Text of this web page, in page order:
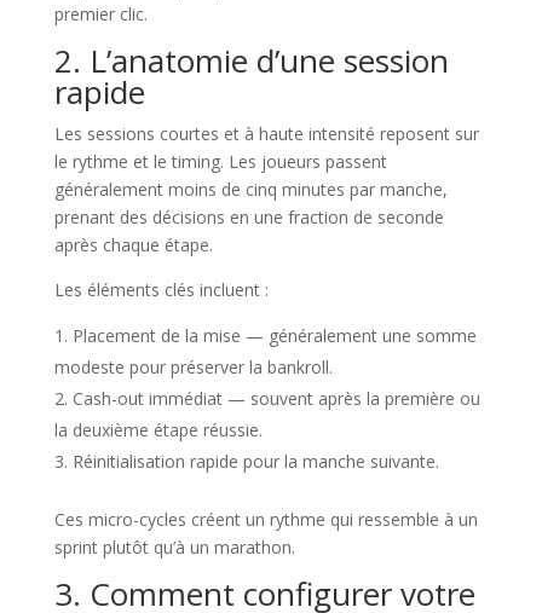
premier clic.
2. L’anatomie d’une session
rapide
Les sessions courtes et à haute intensité reposent sur
le rythme et le timing. Les joueurs passent
généralement moins de cinq minutes par manche,
prenant des décisions en une fraction de seconde
après chaque étape.
Les éléments clés incluent :
Placement de la mise — généralement une somme
modeste pour préserver la bankroll.
Cash-out immédiat — souvent après la première ou
la deuxième étape réussie.
Réinitialisation rapide pour la manche suivante.
Ces micro-cycles créent un rythme qui ressemble à un
sprint plutôt qu’à un marathon.
3. Comment configurer votre